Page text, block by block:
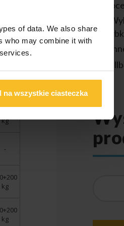
of data. We also share
who may combine it with
na wszystkie ciasteczka
kg
kg
-
kg
kg